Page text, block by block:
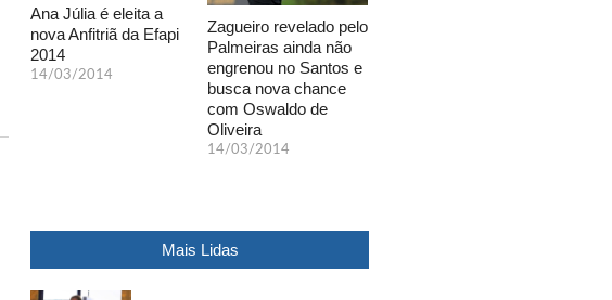
Ana Júlia é eleita a
nova Anfitriã da Efapi
2014
14/03/2014
Zagueiro revelado pelo
Palmeiras ainda não
engrenou no Santos e
busca nova chance
com Oswaldo de
Oliveira
14/03/2014
Mais Lidas